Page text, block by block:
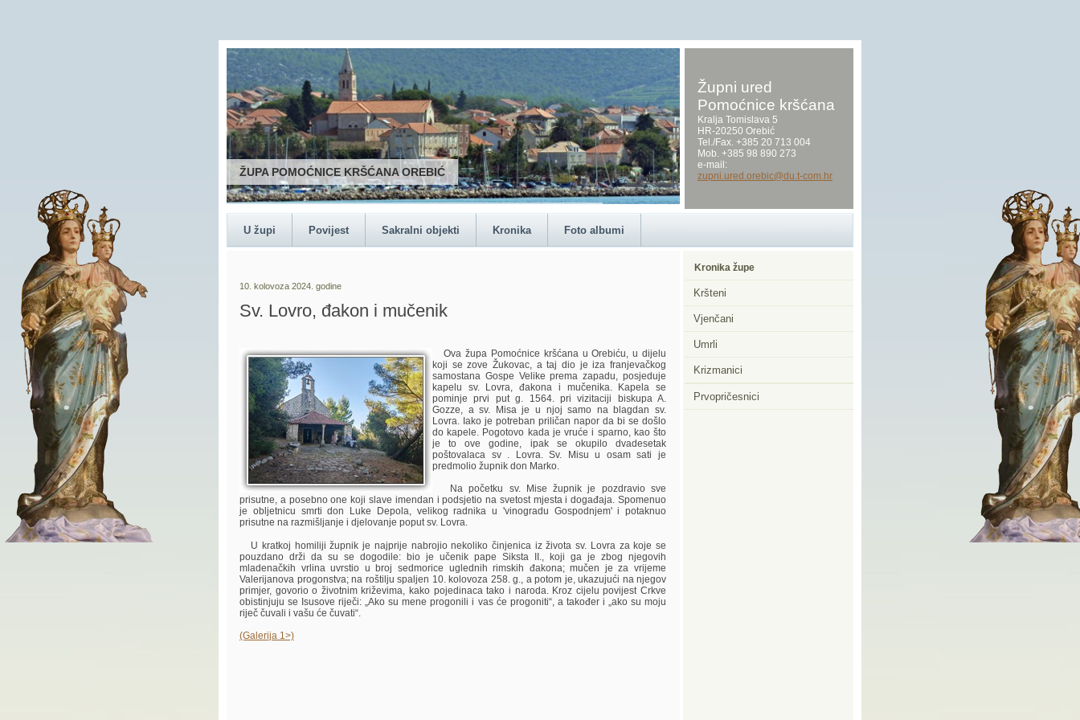
ŽUPA POMOĆNICE KRŠĆANA OREBIĆ
Župni ured
Pomoćnice kršćana
Kralja Tomislava 5
HR-20250 Orebić
Tel./Fax. +385 20 713 004
Mob. +385 98 890 273
e-mail:
zupni.ured.orebic@du.t-com.hr
U župi Povijest Sakralni objekti Kronika Foto albumi
Kronika župe
Kršteni
Vjenčani
Umrli
Krizmanici
Prvopričesnici
10. kolovoza 2024. godine
Sv. Lovro, đakon i mučenik
Ova župa Pomoćnice kršćana u Orebiću, u dijelu
koji se zove Žukovac, a taj dio je iza franjevačkog
samostana Gospe Velike prema zapadu, posjeduje
kapelu sv. Lovra, đakona i mučenika. Kapela se
pominje prvi put g. 1564. pri vizitaciji biskupa A.
Gozze, a sv. Misa je u njoj samo na blagdan sv.
Lovra. Iako je potreban priličan napor da bi se došlo
do kapele. Pogotovo kada je vruće i sparno, kao što
je to ove godine, ipak se okupilo dvadesetak
poštovalaca sv . Lovra. Sv. Misu u osam sati je
predmolio župnik don Marko.
Na početku sv. Mise župnik je pozdravio sve
prisutne, a posebno one koji slave imendan i podsjetio na svetost mjesta i događaja. Spomenuo
je obljetnicu smrti don Luke Depola, velikog radnika u 'vinogradu Gospodnjem' i potaknuo
prisutne na razmišljanje i djelovanje poput sv. Lovra.
U kratkoj homiliji župnik je najprije nabrojio nekoliko činjenica iz života sv. Lovra za koje se
pouzdano drži da su se dogodile: bio je učenik pape Siksta II., koji ga je zbog njegovih
mladenačkih vrlina uvrstio u broj sedmorice uglednih rimskih đakona; mučen je za vrijeme
Valerijanova progonstva; na roštilju spaljen 10. kolovoza 258. g., a potom je, ukazujući na njegov
primjer, govorio o životnim križevima, kako pojedinaca tako i naroda. Kroz cijelu povijest Crkve
obistinjuju se Isusove riječi: „Ako su mene progonili i vas će progoniti“, a također i „ako su moju
riječ čuvali i vašu će čuvati“.
(Galerija 1>)